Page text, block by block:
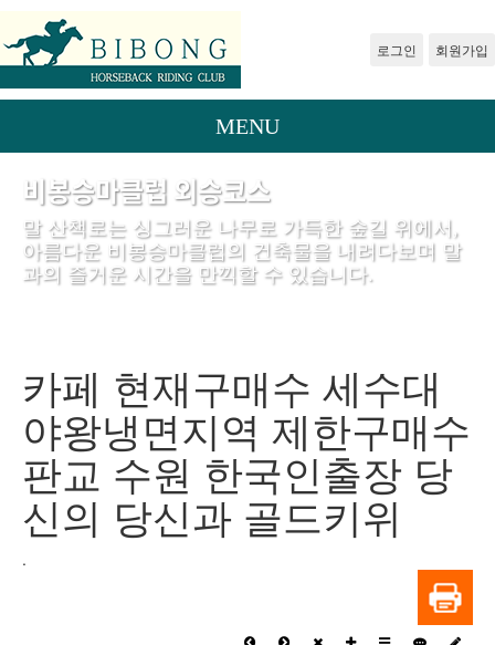
로그인 회원가입
MENU
비봉승마클럽 외승코스
말 산책로는 싱그러운 나무로 가득한 숲길 위에서,
아름다운 비봉승마클럽의 건축물을 내려다보며 말
과의 즐거운 시간을 만끽할 수 있습니다.
카페 현재구매수 세수대
야왕냉면지역 제한구매수
판교 수원 한국인출장 당
신의 당신과 골드키위
.